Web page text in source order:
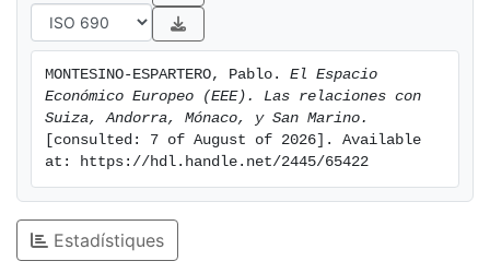
MONTESINO-ESPARTERO, Pablo. El Espacio
Económico Europeo (EEE). Las relaciones con
Suiza, Andorra, Mónaco, y San Marino.
[consulted: 7 of August of 2026]. Available
at: https://hdl.handle.net/2445/65422
Estadístiques